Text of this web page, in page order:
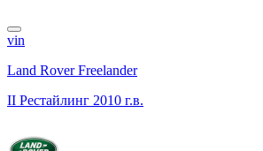
vin
Land Rover Freelander
II Рестайлинг 2010 г.в.